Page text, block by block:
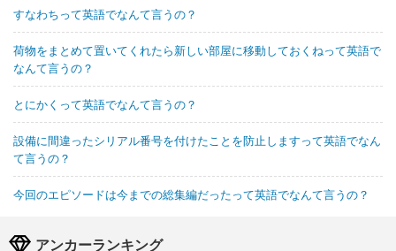
すなわちって英語でなんて言うの？
荷物をまとめて置いてくれたら新しい部屋に移動しておくねって英語で
なんて言うの？
とにかくって英語でなんて言うの？
設備に間違ったシリアル番号を付けたことを防止しますって英語でなん
て言うの？
今回のエピソードは今までの総集編だったって英語でなんて言うの？
アンカーランキング